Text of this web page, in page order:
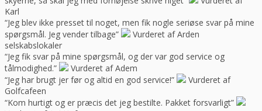
Karl
“Jeg blev ikke presset til noget, men fik nogle seriøse svar på mine
spørgsmål. Jeg vender tilbage”
Vurderet af Arden
selskabslokaler
“Jeg fik svar på mine spørgsmål, og der var god service og
tålmodighed.”
Vurderet af Adem
“Jeg har brugt jer før og altid en god service!”
Vurderet af
Golfcafeen
“Kom hurtigt og er præcis det jeg bestilte. Pakket forsvarligt”